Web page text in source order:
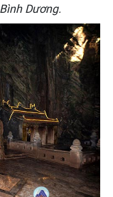
Dương.